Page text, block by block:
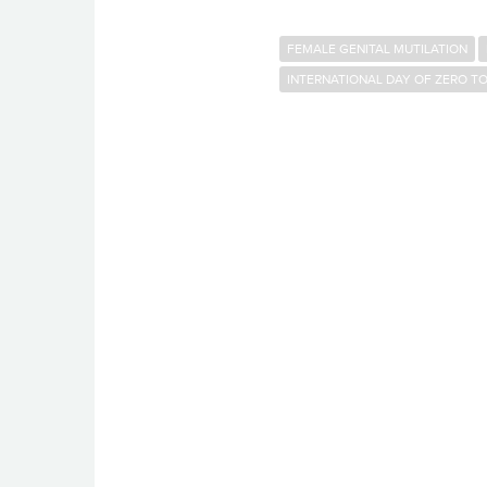
FEMALE GENITAL MUTILATION
INTERNATIONAL DAY OF ZERO